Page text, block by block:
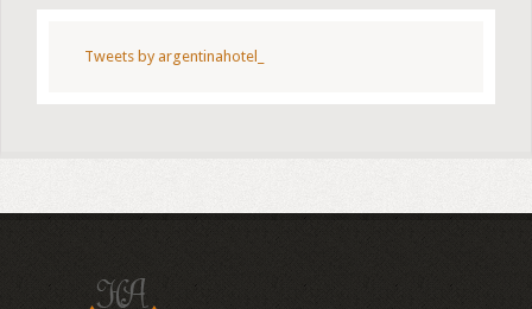
Tweets by argentinahotel_